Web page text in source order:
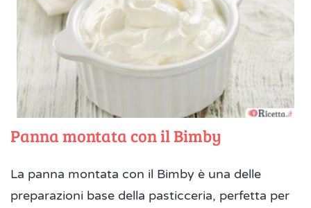
Panna montata con il Bimby
La panna montata con il Bimby è una delle
preparazioni base della pasticceria, perfetta per